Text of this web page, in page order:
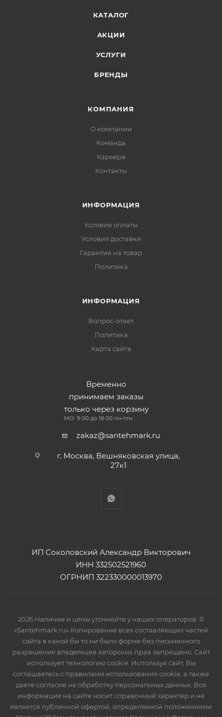
КАТАЛОГ
АКЦИИ
УСЛУГИ
БРЕНДЫ
КОМПАНИЯ
О компании
Команда
Карьера
Контакты
ИНФОРМАЦИЯ
Условия оплаты
Условия доставки
Гарантия на товар
Политика
ИНФОРМАЦИЯ
Вопрос-ответ
Политика
Карта сайта
Временно
принимаем заказы
только через корзину
МО: 9:00 до 18:00 пн-птн
zakaz@santehmark.ru
г. Москва, Вешняковская улица,
27к1
ИП Соколовский Александр Викторович
ИНН 332502521960
ОГРНИП 322330000013970
2026 Наличие и цены уточняйте у наших операторов. ©
«Santehmark.ru» Копирование всех составляющих частей
сайта в какой бы то ни было форме без письменного
разрешения владельцев авторских прав запрещено. Сайт
использует технологию cookie. Используя сайт, Вы
соглашаетесь с правилами использования cookie, а также
даете согласие на обработку персональных данных. Вся
информация на сайте носит справочный характер и не
является публичной офертой, определяемой положениями